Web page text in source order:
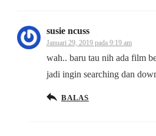
susie ncuss
Januari 29, 2019 pada 9:19 am
wah.. baru tau nih ada film
jadi ingin searching dan
BALAS